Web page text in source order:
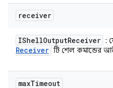
receiver
IShellOutputReceiver :
Receiver টি শেল কমান্ডের
maxTimeout